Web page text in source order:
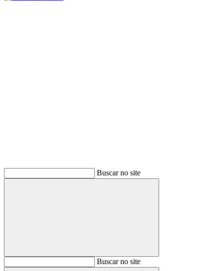
Buscar no site
BuscarBuscar no site